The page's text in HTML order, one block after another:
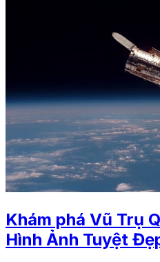
Khám phá Vũ Trụ
Hình Ảnh Tuyệt